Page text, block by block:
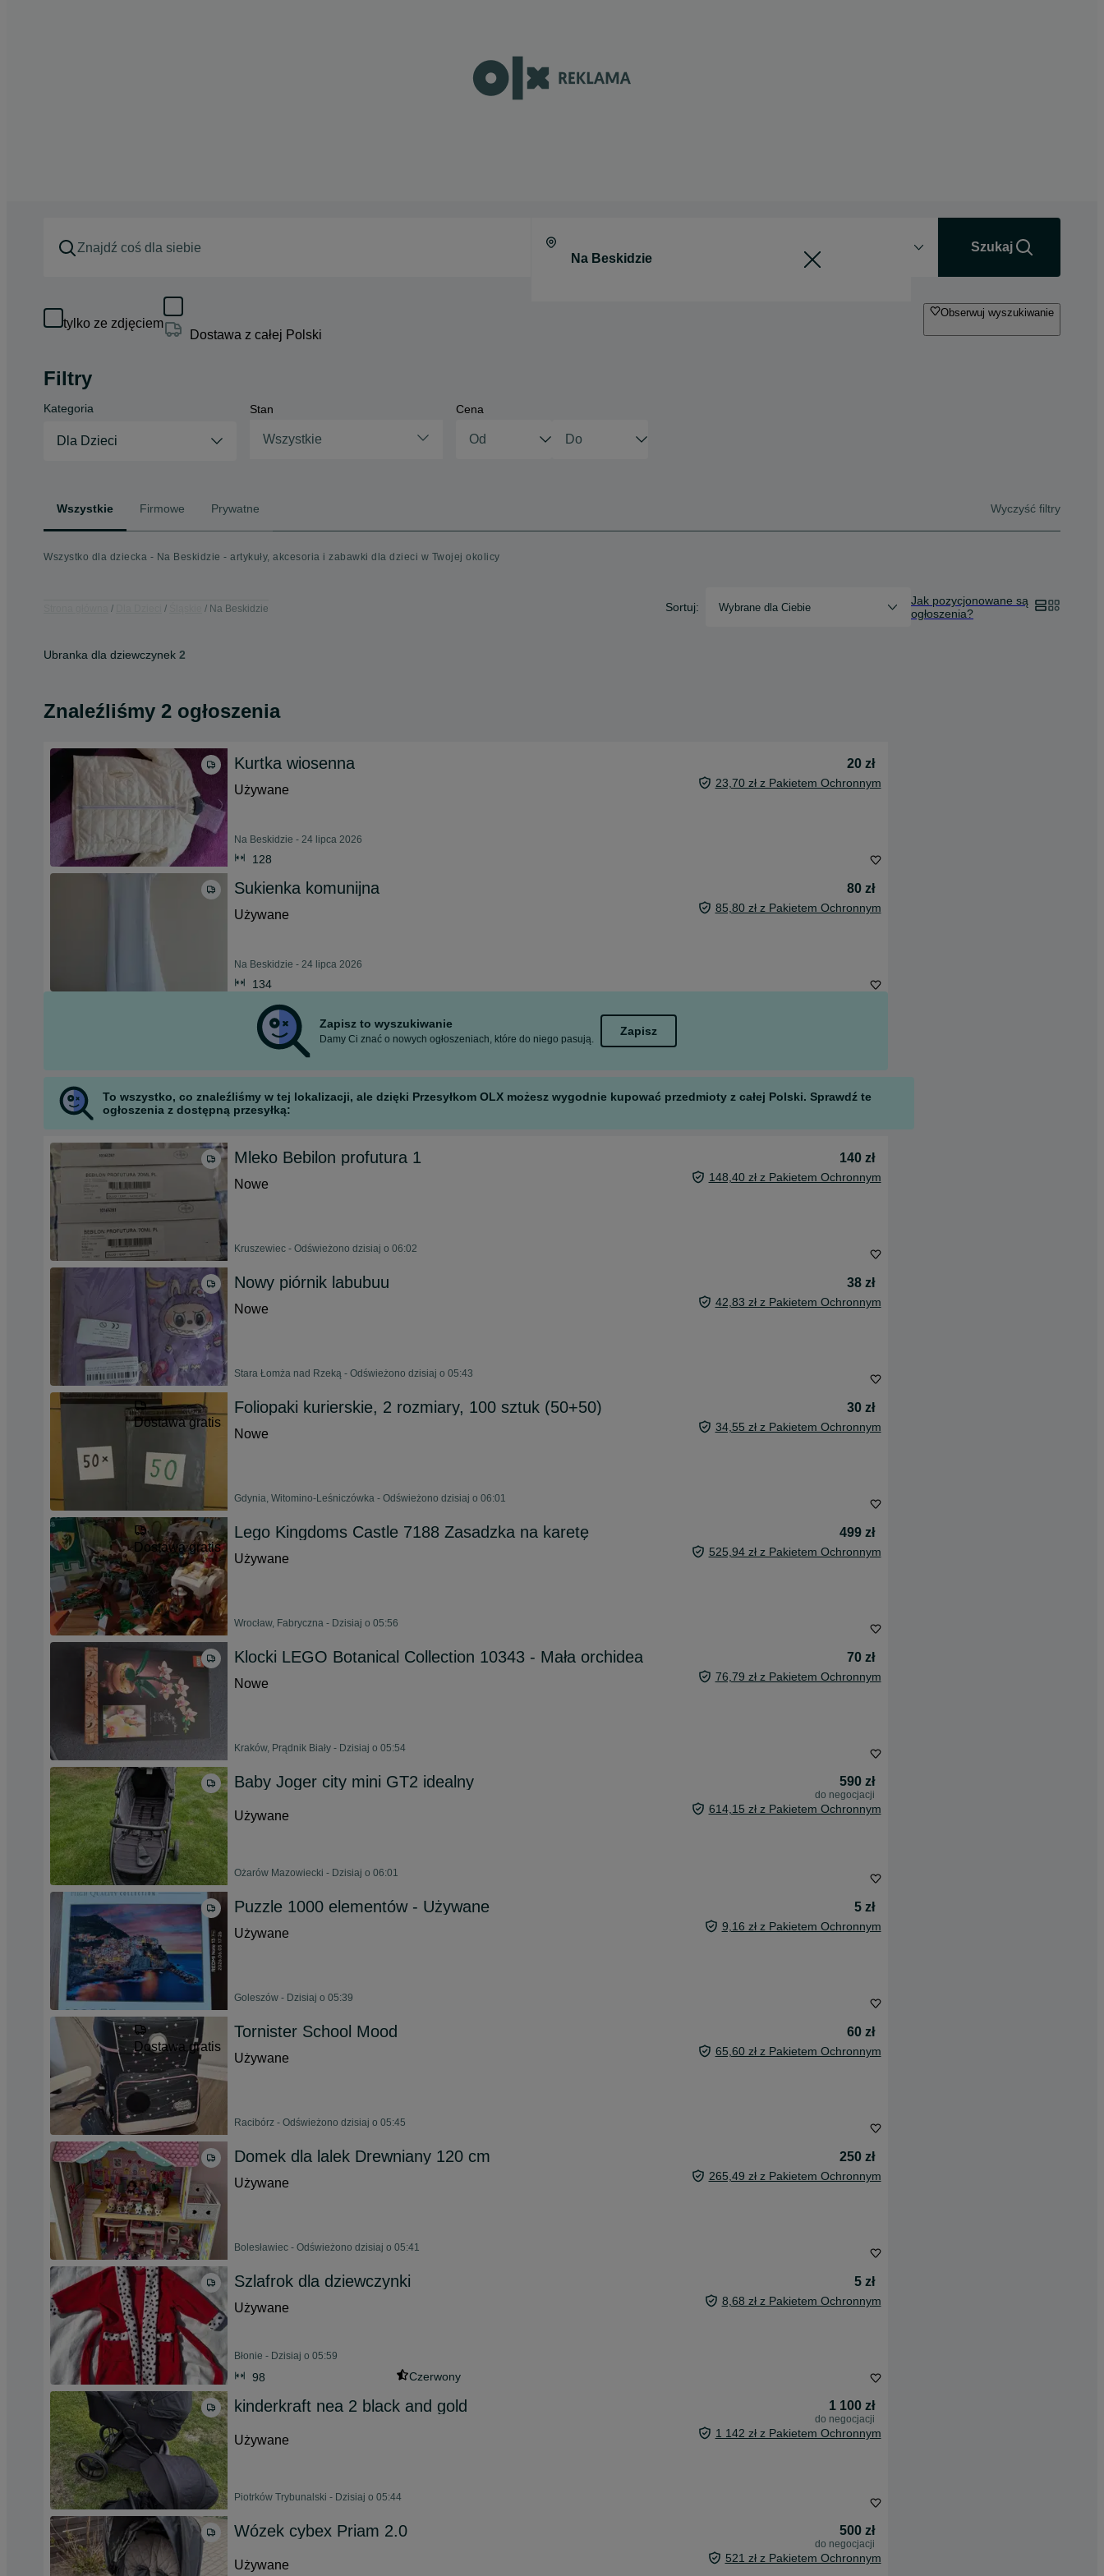
Szukaj
tylko ze zdjęciem
Dostawa z całej Polski
Obserwuj wyszukiwanie
Filtry
Kategoria
Dla Dzieci
Stan
Wszystkie
Cena
Wszystkie Firmowe Prywatne Wyczyść filtry
Wszystko dla dziecka - Na Beskidzie - artykuły, akcesoria i zabawki dla dzieci w Twojej okolicy
Na Beskidzie Sortuj: Wybrane dla Ciebie
Jak pozycjonowane są
ogłoszenia?
Ubranka dla dziewczynek 2
Znaleźliśmy 2 ogłoszenia
Kurtka wiosenna
20 zł
Używane
23,70 zł z Pakietem Ochronnym
Na Beskidzie - 24 lipca 2026
128
Sukienka komunijna
80 zł
Używane
85,80 zł z Pakietem Ochronnym
Na Beskidzie - 24 lipca 2026
134
Zapisz to wyszukiwanie
Damy Ci znać o nowych ogłoszeniach, które do niego pasują.
Zapisz
To wszystko, co znaleźliśmy w tej lokalizacji, ale dzięki Przesyłkom OLX możesz wygodnie kupować przedmioty z całej Polski. Sprawdź te
ogłoszenia z dostępną przesyłką:
Mleko Bebilon profutura 1
140 zł
Nowe
148,40 zł z Pakietem Ochronnym
Kruszewiec - Odświeżono dzisiaj o 06:02
Nowy piórnik labubuu
38 zł
Nowe
42,83 zł z Pakietem Ochronnym
Stara Łomża nad Rzeką - Odświeżono dzisiaj o 05:43
Dostawa gratis
Foliopaki kurierskie, 2 rozmiary, 100 sztuk (50+50)
30 zł
Nowe
34,55 zł z Pakietem Ochronnym
Gdynia, Witomino-Leśniczówka - Odświeżono dzisiaj o 06:01
Dostawa gratis
Lego Kingdoms Castle 7188 Zasadzka na karetę
499 zł
Używane
525,94 zł z Pakietem Ochronnym
Wrocław, Fabryczna - Dzisiaj o 05:56
Klocki LEGO Botanical Collection 10343 - Mała orchidea
70 zł
Nowe
76,79 zł z Pakietem Ochronnym
Kraków, Prądnik Biały - Dzisiaj o 05:54
Baby Joger city mini GT2 idealny 590 zł
do negocjacji
Używane 614,15 zł z Pakietem Ochronnym
Ożarów Mazowiecki - Dzisiaj o 06:01
Puzzle 1000 elementów - Używane
5 zł
Używane
9,16 zł z Pakietem Ochronnym
Goleszów - Dzisiaj o 05:39
Dostawa gratis
Tornister School Mood
60 zł
Używane
65,60 zł z Pakietem Ochronnym
Racibórz - Odświeżono dzisiaj o 05:45
Domek dla lalek Drewniany 120 cm
250 zł
Używane
265,49 zł z Pakietem Ochronnym
Bolesławiec - Odświeżono dzisiaj o 05:41
Szlafrok dla dziewczynki
5 zł
Używane
8,68 zł z Pakietem Ochronnym
Błonie - Dzisiaj o 05:59
98 Czerwony
kinderkraft nea 2 black and gold 1 100 zł
do negocjacji
Używane 1 142 zł z Pakietem Ochronnym
Piotrków Trybunalski - Dzisiaj o 05:44
Wózek cybex Priam 2.0 500 zł
do negocjacji
Używane 521 zł z Pakietem Ochronnym